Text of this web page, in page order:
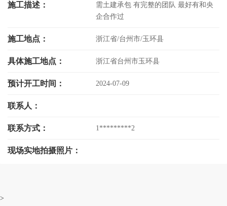
施工描述：
需土建承包 有完整的团队 最好有和央
企合作过
施工地点： 浙江省/台州市/玉环县
具体施工地点： 浙江省台州市玉环县
预计开工时间： 2024-07-09
联系人：
联系方式： 1*********2
现场实地拍摄照片：
>